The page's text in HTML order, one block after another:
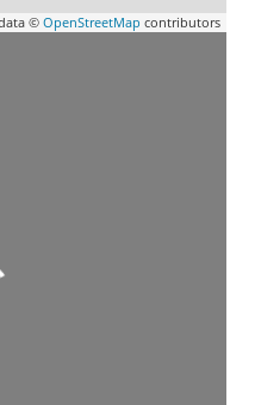
© OpenStreetMap contributors
…